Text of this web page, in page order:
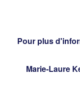
Pour plus
Marie-Laure